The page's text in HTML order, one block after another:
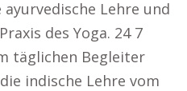
Lehre und
des Yoga. 24 7
täglichen Begleiter
indische Lehre vom